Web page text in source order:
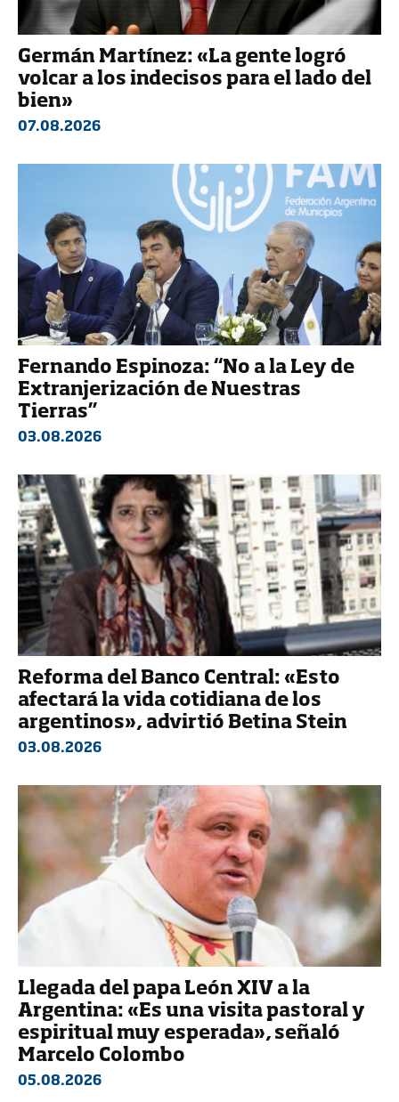
Germán Martínez: «La gente logró
volcar a los indecisos para el lado del
bien»
07.08.2026
Fernando Espinoza: “No a la Ley de
Extranjerización de Nuestras
Tierras”
03.08.2026
Reforma del Banco Central: «Esto
afectará la vida cotidiana de los
argentinos», advirtió Betina Stein
03.08.2026
Llegada del papa León XIV a la
Argentina: «Es una visita pastoral y
espiritual muy esperada», señaló
Marcelo Colombo
05.08.2026